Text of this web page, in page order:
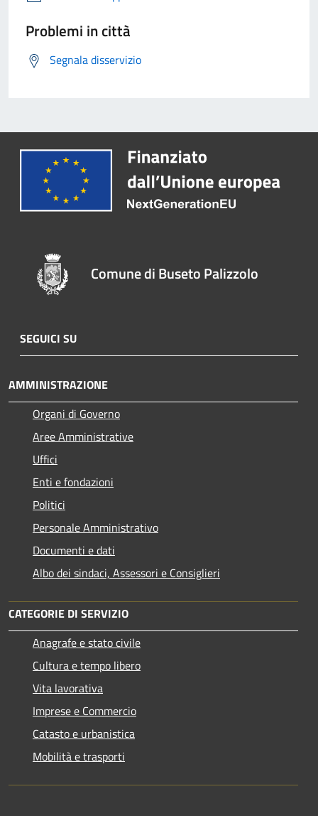
Problemi in città
Segnala disservizio
Comune di Buseto Palizzolo
SEGUICI SU
AMMINISTRAZIONE
Organi di Governo
Aree Amministrative
Uffici
Enti e fondazioni
Politici
Personale Amministrativo
Documenti e dati
Albo dei sindaci, Assessori e Consiglieri
CATEGORIE DI SERVIZIO
Anagrafe e stato civile
Cultura e tempo libero
Vita lavorativa
Imprese e Commercio
Catasto e urbanistica
Mobilità e trasporti